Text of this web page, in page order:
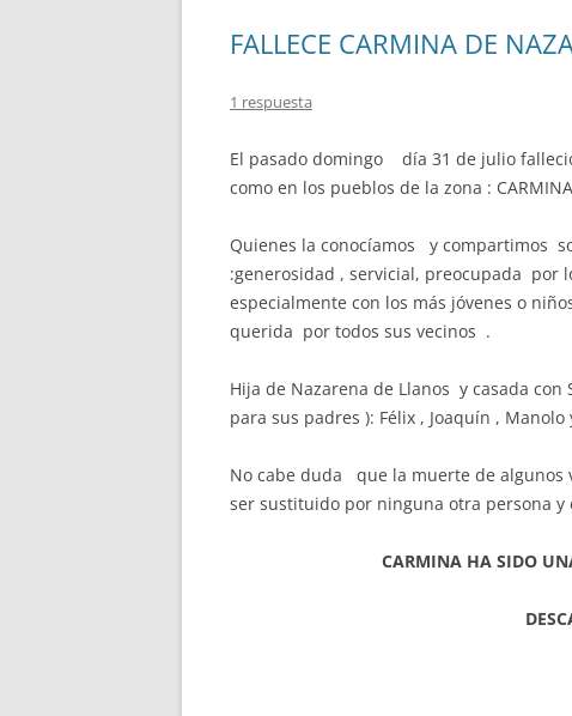
FALLECE CARMINA DE
1 respuesta
El pasado domingo día 31 de julio
como en los pueblos de la zona :
Quienes la conocíamos y compartimos
:generosidad , servicial, preocupada
especialmente con los más jóvenes o
querida por todos sus vecinos .
Hija de Nazarena de Llanos y casada
para sus padres ): Félix , Joaquín , Manolo
No cabe duda que la muerte de
ser sustituido por ninguna otra persona y
CARMINA HA SIDO